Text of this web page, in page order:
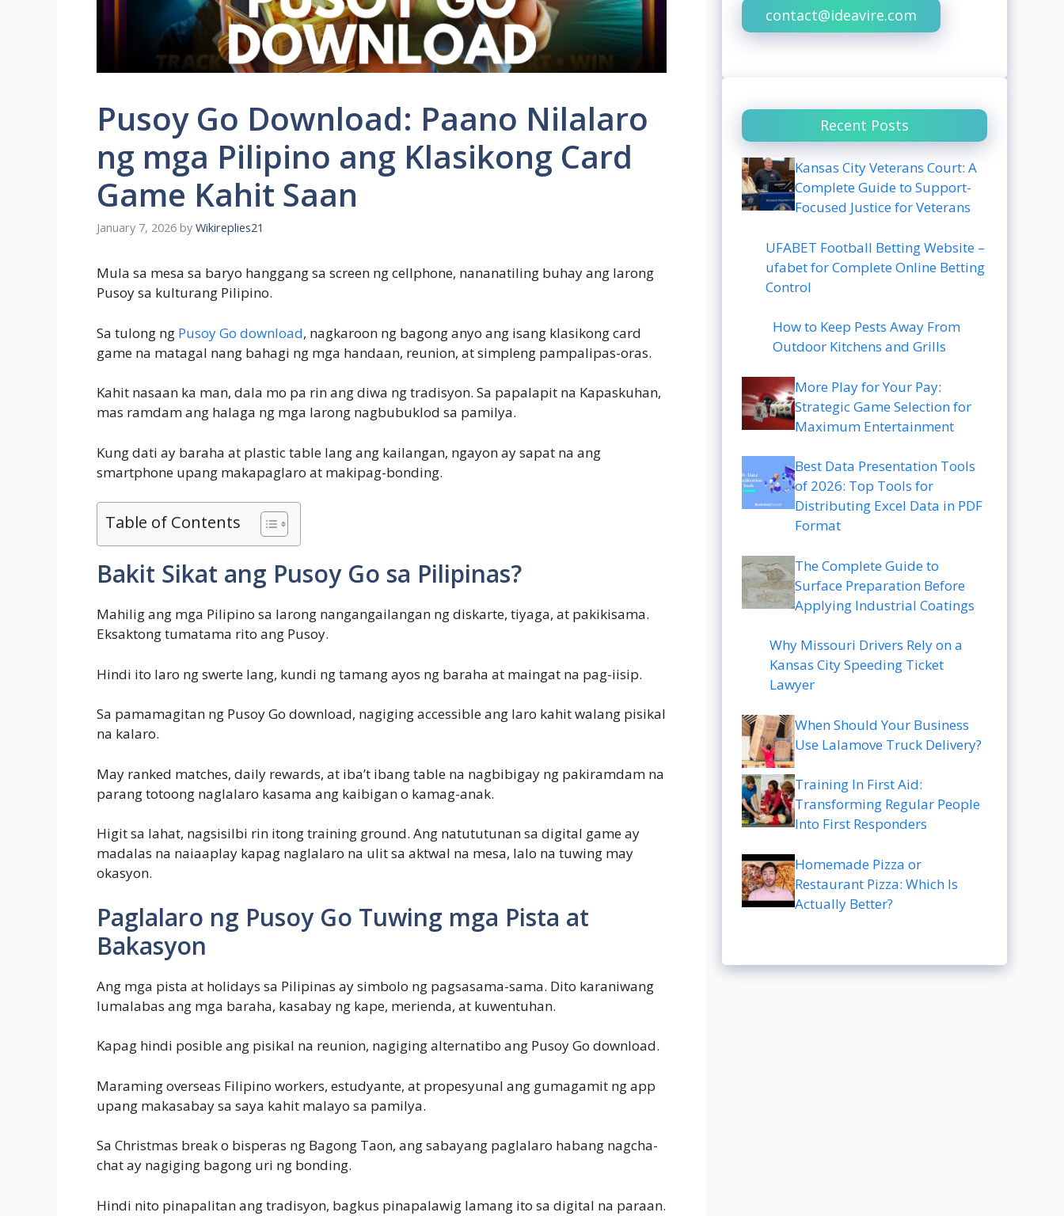
Pusoy Go Download: Paano Nilalaro
ng mga Pilipino ang Klasikong Card
Game Kahit Saan
January 7, 2026 by Wikireplies21
Mula sa mesa sa baryo hanggang sa screen ng cellphone, nananatiling buhay ang larong
Pusoy sa kulturang Pilipino.
Sa tulong ng Pusoy Go download, nagkaroon ng bagong anyo ang isang klasikong card
game na matagal nang bahagi ng mga handaan, reunion, at simpleng pampalipas-oras.
Kahit nasaan ka man, dala mo pa rin ang diwa ng tradisyon. Sa papalapit na Kapaskuhan,
mas ramdam ang halaga ng mga larong nagbubuklod sa pamilya.
Kung dati ay baraha at plastic table lang ang kailangan, ngayon ay sapat na ang
smartphone upang makapaglaro at makipag-bonding.
Table of Contents
Bakit Sikat ang Pusoy Go sa Pilipinas?
Mahilig ang mga Pilipino sa larong nangangailangan ng diskarte, tiyaga, at pakikisama.
Eksaktong tumatama rito ang Pusoy.
Hindi ito laro ng swerte lang, kundi ng tamang ayos ng baraha at maingat na pag-iisip.
Sa pamamagitan ng Pusoy Go download, nagiging accessible ang laro kahit walang pisikal
na kalaro.
May ranked matches, daily rewards, at iba’t ibang table na nagbibigay ng pakiramdam na
parang totoong naglalaro kasama ang kaibigan o kamag-anak.
Higit sa lahat, nagsisilbi rin itong training ground. Ang natututunan sa digital game ay
madalas na naiaaplay kapag naglalaro na ulit sa aktwal na mesa, lalo na tuwing may
okasyon.
Paglalaro ng Pusoy Go Tuwing mga Pista at
Bakasyon
Ang mga pista at holidays sa Pilipinas ay simbolo ng pagsasama-sama. Dito karaniwang
lumalabas ang mga baraha, kasabay ng kape, merienda, at kuwentuhan.
Kapag hindi posible ang pisikal na reunion, nagiging alternatibo ang Pusoy Go download.
Maraming overseas Filipino workers, estudyante, at propesyunal ang gumagamit ng app
upang makasabay sa saya kahit malayo sa pamilya.
Sa Christmas break o bisperas ng Bagong Taon, ang sabayang paglalaro habang nagcha-
chat ay nagiging bagong uri ng bonding.
Hindi nito pinapalitan ang tradisyon, bagkus pinapalawig lamang ito sa digital na paraan.
contact@ideavire.com
Recent Posts
Kansas City Veterans Court: A
Complete Guide to Support-
Focused Justice for Veterans
UFABET Football Betting Website –
ufabet for Complete Online Betting
Control
How to Keep Pests Away From
Outdoor Kitchens and Grills
More Play for Your Pay:
Strategic Game Selection for
Maximum Entertainment
Best Data Presentation Tools
of 2026: Top Tools for
Distributing Excel Data in PDF
Format
The Complete Guide to
Surface Preparation Before
Applying Industrial Coatings
Why Missouri Drivers Rely on a
Kansas City Speeding Ticket
Lawyer
When Should Your Business
Use Lalamove Truck Delivery?
Training In First Aid:
Transforming Regular People
Into First Responders
Homemade Pizza or
Restaurant Pizza: Which Is
Actually Better?